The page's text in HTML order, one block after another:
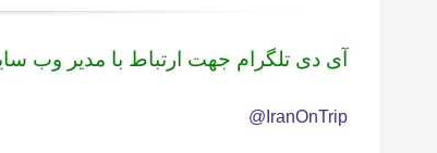
آی دی تلگرام جهت ارتباط با مدیر وب
IranOnTrip@